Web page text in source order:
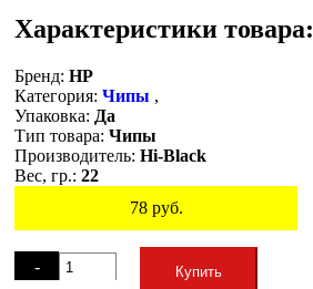
Характеристики товара:
Бренд: HP
Категория: Чипы ,
Упаковка: Да
Тип товара: Чипы
Производитель: Hi-Black
Вес, гр.: 22
78руб.
-
Купить